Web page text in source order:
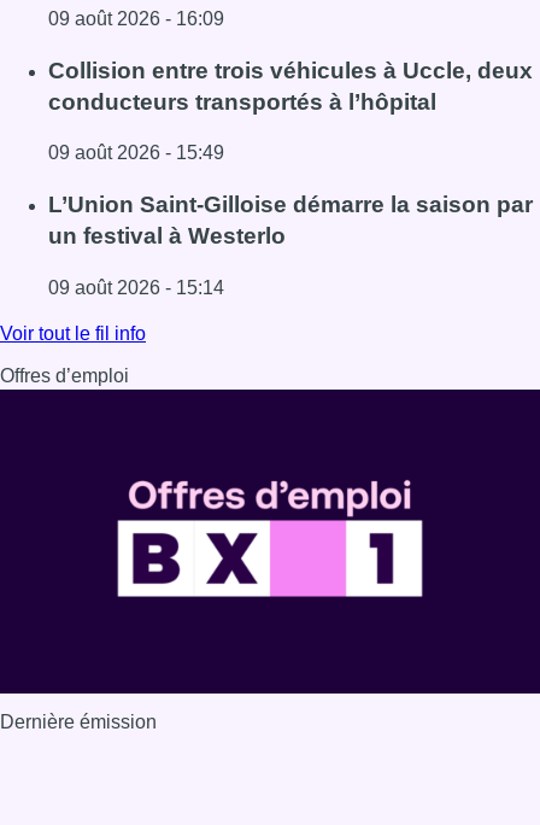
09 août 2026 - 16:09
Lire l'article Meyboom: l’émouvant dernier tour de piste
Collision entre trois véhicules à Uccle, deux
conducteurs transportés à l’hôpital
09 août 2026 - 15:49
Lire l'article Collision entre trois véhicules à Uccle, deux
L’Union Saint-Gilloise démarre la saison par
un festival à Westerlo
09 août 2026 - 15:14
Lire l'article L’Union Saint-Gilloise démarre la saison par
Voir tout le fil info
Offres d’emploi
Dernière émission